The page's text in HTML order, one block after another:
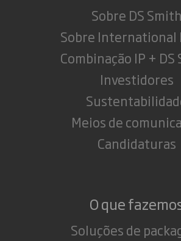
Sobre DS Smith
Sobre International
Combinação IP + DS
Investidores
Meios de
Candidaturas
O que
Soluções de